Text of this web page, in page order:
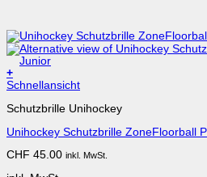
+
Dieses
weist
Varianten
Die
Schnellansicht
Schutzbrille Unihockey
Unihockey Schutzbrille ZoneFloorball
CHF 45.00 inkl. MwSt.